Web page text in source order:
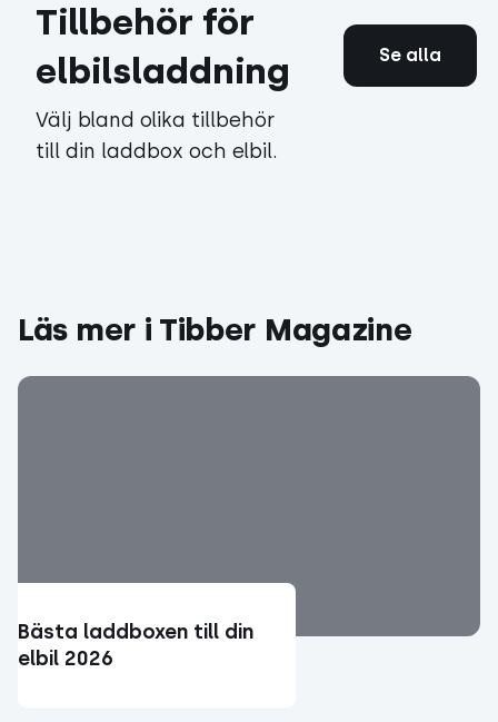
Tillbehör för
elbilsladdning
Välj bland olika tillbehör
till din laddbox och elbil.
Se alla
Läs mer i Tibber Magazine
Bästa laddboxen till din
elbil 2026